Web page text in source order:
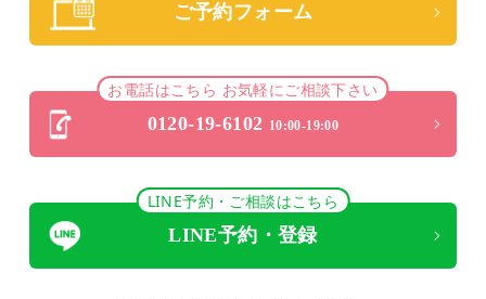
ご予約フォーム
お電話はこちら お気軽にご相談下さい
0120-19-6102 10:00-19:00
LINE予約・ご相談はこちら
LINE予約・登録